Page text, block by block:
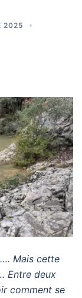
2025
Mais cette
Entre deux
comment se